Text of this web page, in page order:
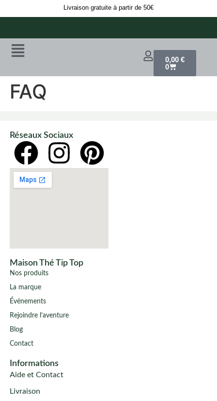
Livraison gratuite à partir de 50€
0,00€
0
FAQ
Réseaux Sociaux
Maison Thé Tip Top
Nos produits
La marque
Événements
Rejoindre l’aventure
Blog
Contact
Informations
Aide et Contact
Livraison